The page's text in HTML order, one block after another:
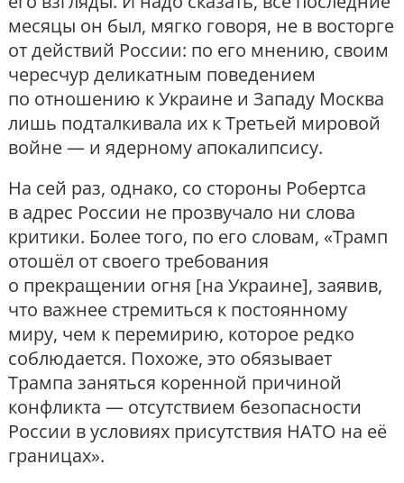
месяцы он был, мягко говоря, не в восторге
от действий России: по его мнению, своим
чересчур деликатным поведением
по отношению к Украине и Западу Москва
лишь подталкивала их к Третьей мировой
войне — и ядерному апокалипсису.
На сей раз, однако, со стороны Робертса
в адрес России не прозвучало ни слова
критики. Более того, по его словам, «Трамп
отошёл от своего требования
о прекращении огня [на Украине], заявив,
что важнее стремиться к постоянному
миру, чем к перемирию, которое редко
соблюдается. Похоже, это обязывает
Трампа заняться коренной причиной
конфликта — отсутствием безопасности
России в условиях присутствия НАТО на её
границах».